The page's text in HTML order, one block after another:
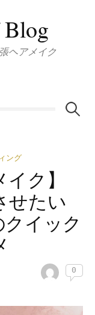
ヘアメイク
検
ング
ク】
せたい
イック
0